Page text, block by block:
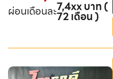
ผ่อนเดือนละ7,4xx บาท (
72 เดือน )